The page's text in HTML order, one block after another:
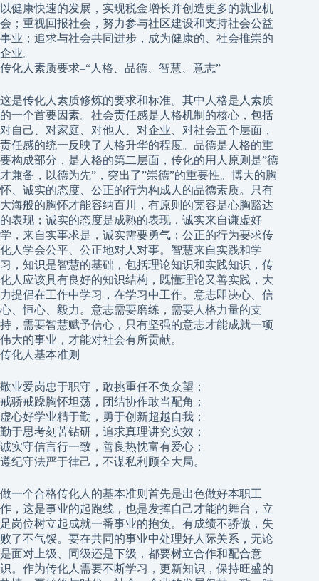
以健康快速的发展，实现税金增长并创造更多的就业机
会；重视回报社会，努力参与社区建设和支持社会公益
事业；追求与社会共同进步，成为健康的、社会推崇的
企业。
传化人素质要求–“人格、品德、智慧、意志”
这是传化人素质修炼的要求和标准。其中人格是人素质
的一个首要因素。社会责任感是人格机制的核心，包括
对自己、对家庭、对他人、对企业、对社会五个层面，
责任感的统一反映了人格升华的程度。品德是人格的重
要构成部分，是人格的第二层面，传化的用人原则是”德
才兼备，以德为先”，突出了”崇德”的重要性。博大的胸
怀、诚实的态度、公正的行为构成人的品德素质。只有
大海般的胸怀才能容纳百川，有原则的宽容是心胸豁达
的表现；诚实的态度是成熟的表现，诚实来自谦虚好
学，来自实事求是，诚实需要勇气；公正的行为要求传
化人学会公平、公正地对人对事。智慧来自实践和学
习，知识是智慧的基础，包括理论知识和实践知识，传
化人应该具有良好的知识结构，既懂理论又善实践，大
力提倡在工作中学习，在学习中工作。意志即决心、信
心、恒心、毅力。意志需要磨练，需要人格力量的支
持，需要智慧赋予信心，只有坚强的意志才能成就一项
伟大的事业，才能对社会有所贡献。
传化人基本准则
敬业爱岗忠于职守，敢挑重任不负众望；
戒骄戒躁胸怀坦荡，团结协作敢当配角；
虚心好学业精于勤，勇于创新超越自我；
勤于思考刻苦钻研，追求真理讲究实效；
诚实守信言行一致，善良热忱富有爱心；
遵纪守法严于律己，不谋私利顾全大局。
做一个合格传化人的基本准则首先是出色做好本职工
作，这是事业的起跑线，也是发挥自己才能的舞台，立
足岗位树立起成就一番事业的抱负。有成绩不骄傲，失
败了不气馁。要在共同的事业中处理好人际关系，无论
是面对上级、同级还是下级，都要树立合作和配合意
识。作为传化人需要不断学习，更新知识，保持旺盛的